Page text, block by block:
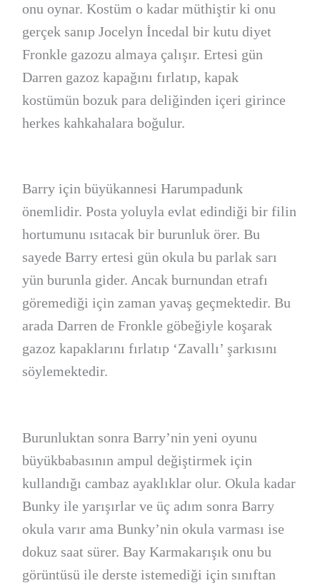
onu oynar. Kostüm o kadar müthiştir ki onu
gerçek sanıp Jocelyn İncedal bir kutu diyet
Fronkle gazozu almaya çalışır. Ertesi gün
Darren gazoz kapağını fırlatıp, kapak
kostümün bozuk para deliğinden içeri girince
herkes kahkahalara boğulur.
Barry için büyükannesi Harumpadunk
önemlidir. Posta yoluyla evlat edindiği bir filin
hortumunu ısıtacak bir burunluk örer. Bu
sayede Barry ertesi gün okula bu parlak sarı
yün burunla gider. Ancak burnundan etrafı
göremediği için zaman yavaş geçmektedir. Bu
arada Darren de Fronkle göbeğiyle koşarak
gazoz kapaklarını fırlatıp ‘Zavallı’ şarkısını
söylemektedir.
Burunluktan sonra Barry’nin yeni oyunu
büyükbabasının ampul değiştirmek için
kullandığı cambaz ayaklıklar olur. Okula kadar
Bunky ile yarışırlar ve üç adım sonra Barry
okula varır ama Bunky’nin okula varması ise
dokuz saat sürer. Bay Karmakarışık onu bu
görüntüsü ile derste istemediği için sınıftan